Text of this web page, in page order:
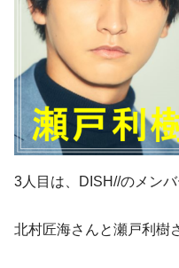
3人目は、DISH//のメン
北村匠海さんと瀬戸利樹